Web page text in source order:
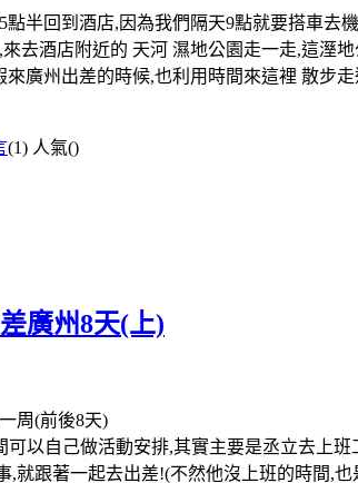
點半回到酒店,因為我們隔天9點就要搭車去
去酒店附近的 天河 濕地公園走一走,這溼
廣州出差的時候,也利用時間來這裡 散步
(1) 人氣()
廣州8天(上)
周(前後8天)
可以自己做活動安排,其實主要是丞立去上
,就跟著一起去出差!(不然他沒上班的時間,